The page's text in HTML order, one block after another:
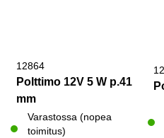
12864
Polttimo 12V 5 W p.41
mm
Varastossa (nopea
toimitus)